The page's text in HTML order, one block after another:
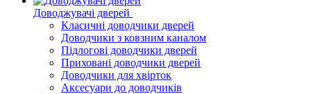
Доводжувачі дверей
Класичні доводчики дверей
Доводчики з ковзним каналом
Підлогові доводчики дверей
Приховані доводчики дверей
Доводчики для хвірток
Аксесуари до доводчиків